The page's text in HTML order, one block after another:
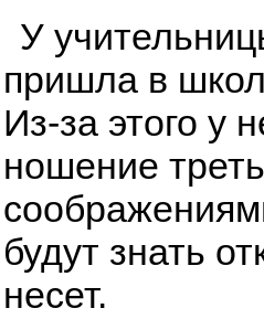
У
пришла в
Из-за этого у
ношение
будут знать
несет.